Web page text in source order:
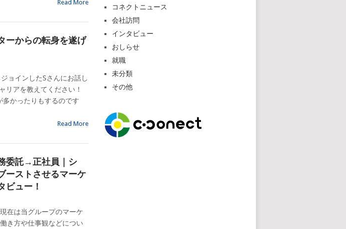
Read More
ーからの転身を遂げ
ョインしたSさんにお話し
アを教えてください！
かったりもするのです
Read More
委託→正社員｜シ
ーストさせるマーケ
ビュー！
在は当グループのマーケ
き方や仕事観などについ
コネクトニュース
会社訪問
インタビュー
おしらせ
就職
未分類
その他